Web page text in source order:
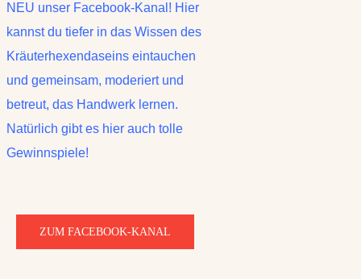
NEU unser Facebook-Kanal! Hier
kannst du tiefer in das Wissen des
Kräuterhexendaseins eintauchen
und gemeinsam, moderiert und
betreut, das Handwerk lernen.
Natürlich gibt es hier auch tolle
Gewinnspiele!
ZUM FACEBOOK-KANAL